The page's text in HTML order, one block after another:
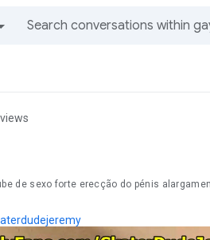
de sexo forte erecção do pénis